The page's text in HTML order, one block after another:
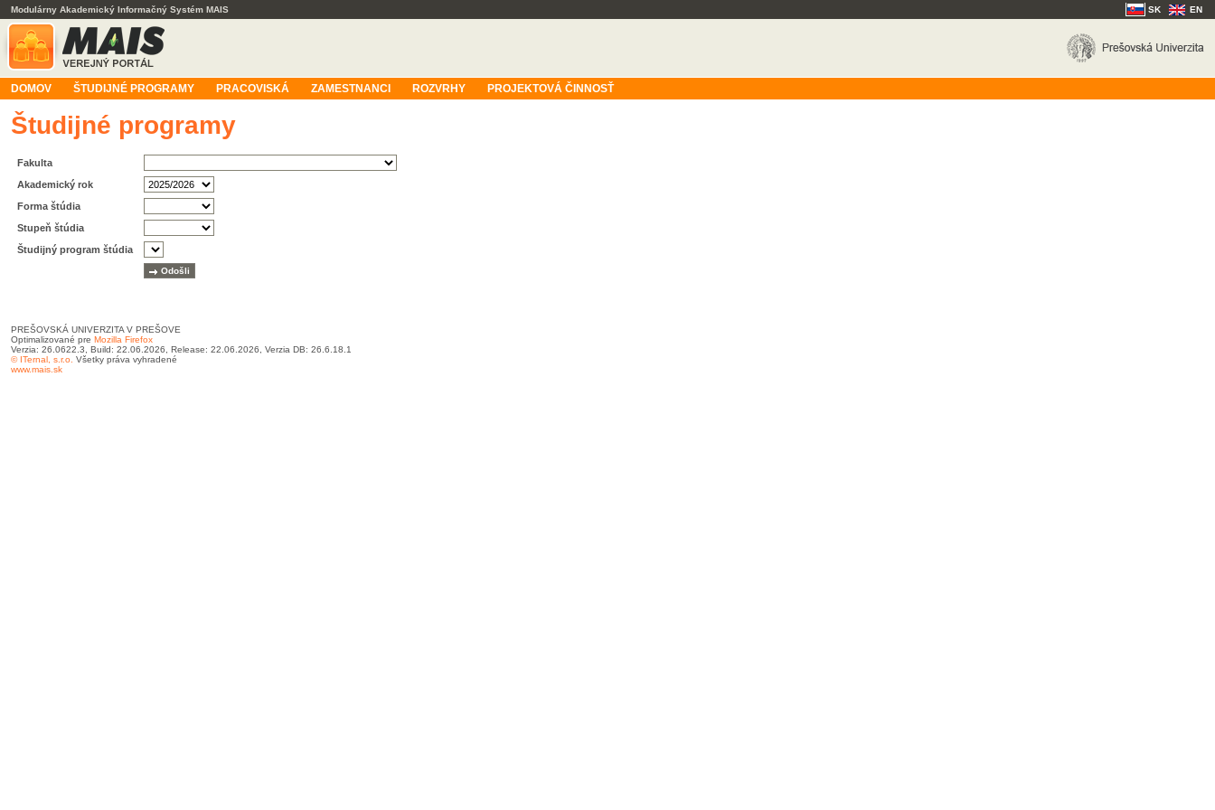
Modulárny Akademický Informačný Systém MAIS SK EN
DOMOV ŠTUDIJNÉ PROGRAMY PRACOVISKÁ ZAMESTNANCI ROZVRHY PROJEKTOVÁ ČINNOSŤ
Študijné programy
Fakulta
Akademický rok
Forma štúdia
Stupeň štúdia
Študijný program štúdia
PREŠOVSKÁ UNIVERZITA V PREŠOVE
Optimalizované pre Mozilla Firefox
Verzia: 26.0622.3, Build: 22.06.2026, Release: 22.06.2026, Verzia DB: 26.6.18.1
© ITernal, s.r.o. Všetky práva vyhradené
www.mais.sk